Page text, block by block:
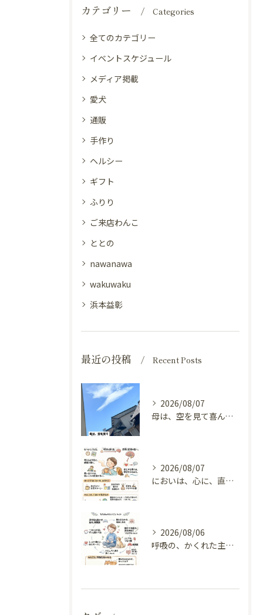
カテゴリー Categories
全てのカテゴリー
イベントスケジュール
メディア掲載
愛犬
通販
手作り
ヘルシー
ギフト
ふりり
ご来店わんこ
ととの
nawanawa
wakuwaku
浜本益彰
最近の投稿 Recent Posts
2026/08/07
母は、空を見て喜んでいる。
2026/08/07
においは、心に、直接とどく（嗅覚と自律神経）
2026/08/06
呼吸の、かくれた主役（横隔膜と自律神経）